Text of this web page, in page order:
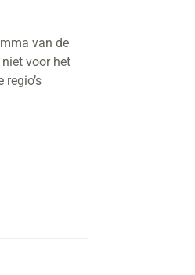
van de
voor het